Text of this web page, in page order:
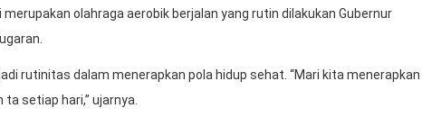
olahraga aerobik berjalan yang rutin dilakukan Gubernur
rutinitas dalam menerapkan pola hidup sehat. “Mari kita menerapkan
setiap hari,” ujarnya.